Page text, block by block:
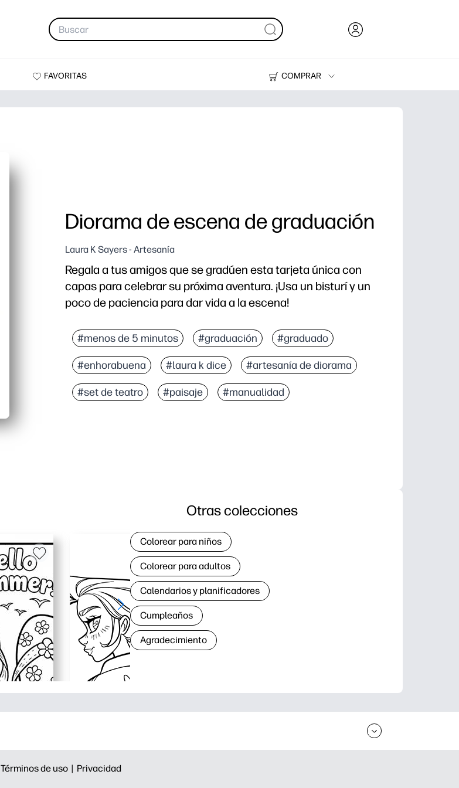
FAVORITAS
COMPRAR
Impresoras
Diorama de escena de graduación
Laura K Sayers - Artesanía
Regala a tus amigos que se gradúen esta tarjeta única con
capas para celebrar su próxima aventura. ¡Usa un bisturí y un
poco de paciencia para dar vida a la escena!
#menos de 5 minutos #graduación #graduado
#enhorabuena #laura k dice #artesanía de diorama
#set de teatro #paisaje #manualidad
Otras colecciones
Colorear para niños
Colorear para adultos
Calendarios y planificadores
Cumpleaños
Agradecimiento
Términos de uso | Privacidad